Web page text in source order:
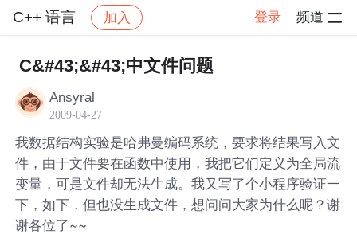
C++ 语言 加入 登录 频道
社区 C++ 语言 帖子详情
C&#43;&#43;中文件问题
Ansyral
2009-04-27
我数据结构实验是哈弗曼编码系统，要求将结果写入文
件，由于文件要在函数中使用，我把它们定义为全局流
变量，可是文件却无法生成。我又写了个小程序验证一
下，如下，但也没生成文件，想问问大家为什么呢？谢
谢各位了~~